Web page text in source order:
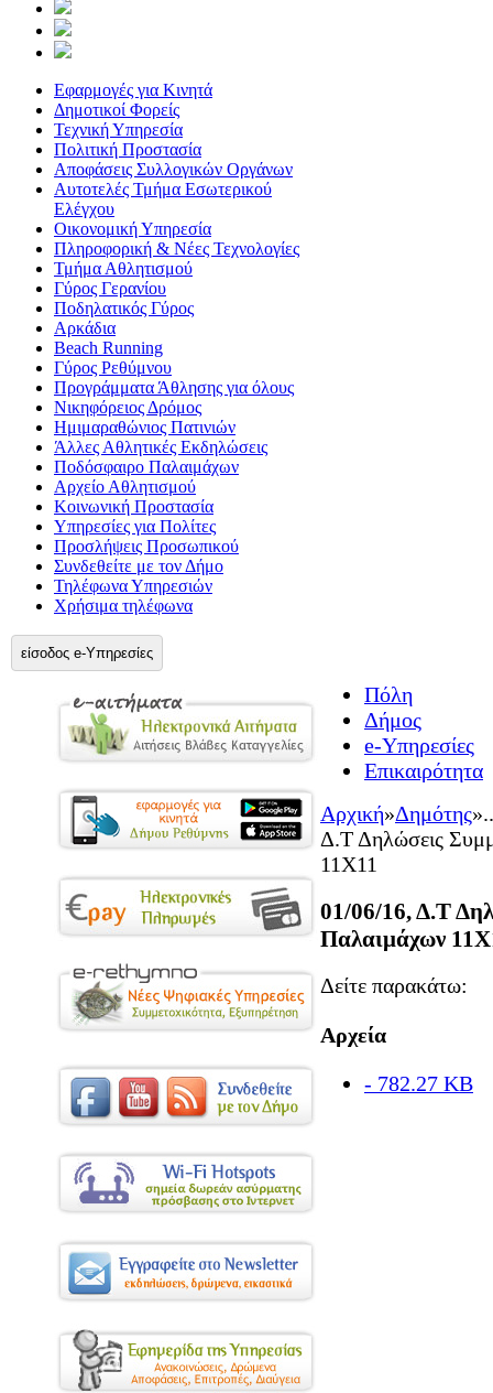
Εφαρμογές για Κινητά
Δημοτικοί Φορείς
Τεχνική Υπηρεσία
Πολιτική Προστασία
Αποφάσεις Συλλογικών Οργάνων
Αυτοτελές Τμήμα Εσωτερικού
Ελέγχου
Οικονομική Υπηρεσία
Πληροφορική & Νέες Τεχνολογίες
Τμήμα Αθλητισμού
Γύρος Γερανίου
Ποδηλατικός Γύρος
Αρκάδια
Beach Running
Γύρος Ρεθύμνου
Προγράμματα Άθλησης για όλους
Νικηφόρειος Δρόμος
Ημιμαραθώνιος Πατινιών
Άλλες Αθλητικές Εκδηλώσεις
Ποδόσφαιρο Παλαιμάχων
Αρχείο Αθλητισμού
Κοινωνική Προστασία
Υπηρεσίες για Πολίτες
Προσλήψεις Προσωπικού
Συνδεθείτε με τον Δήμο
Τηλέφωνα Υπηρεσιών
Χρήσιμα τηλέφωνα
είσοδος e-Υπηρεσίες
Πόλη
Δήμος
e-Υπηρεσίες
Επικαιρότητα
Αρχική»Δημότης»
Δ.Τ Δηλώσεις
11Χ11
01/06/16, Δ.Τ
Παλαιμάχων
Δείτε παρακάτω:
Αρχεία
- 782.27 KB